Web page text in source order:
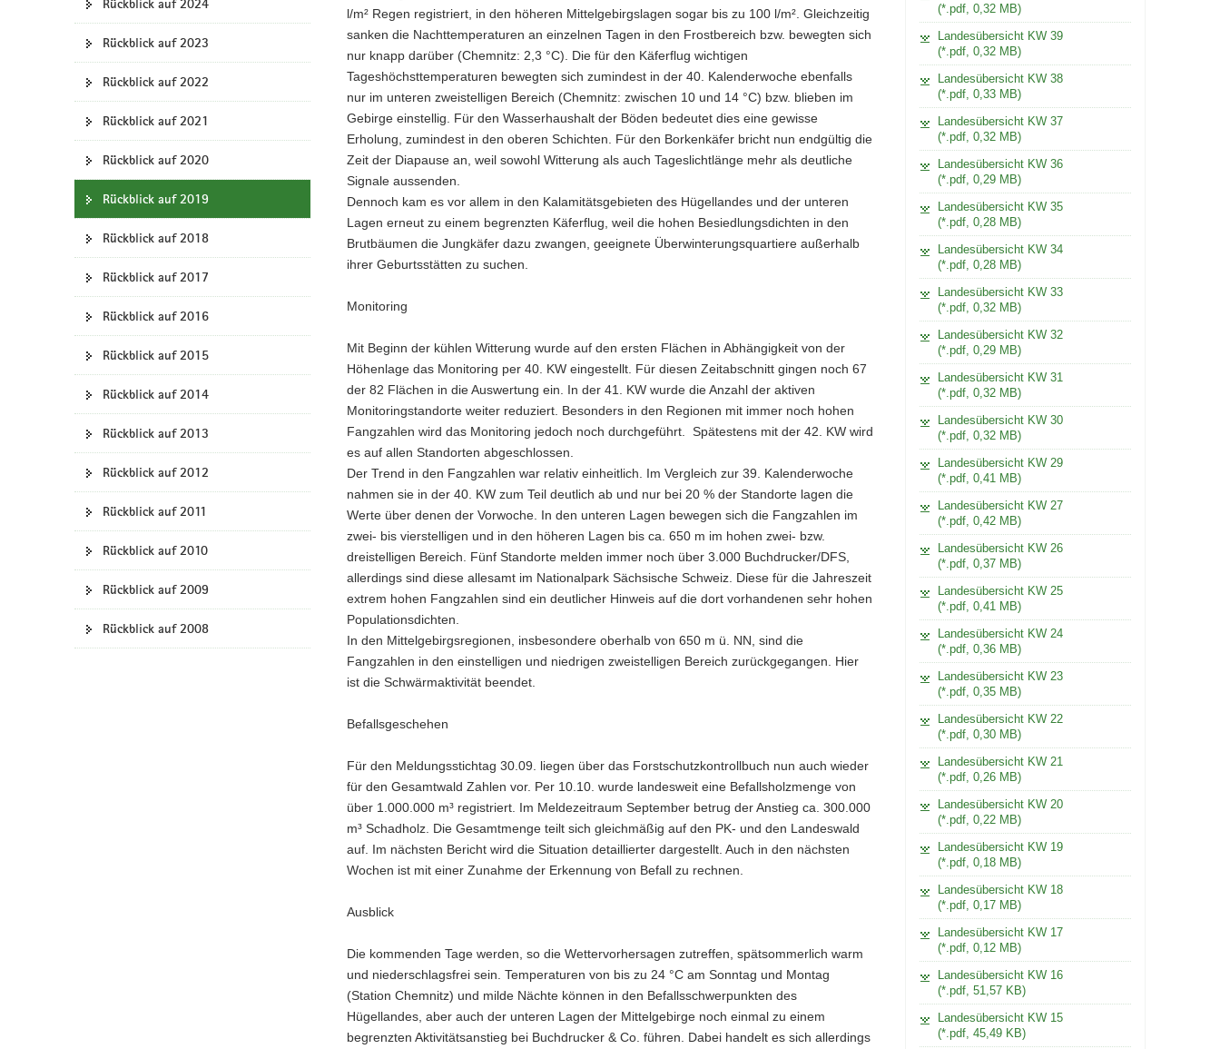
Rückblick auf 2024
Rückblick auf 2023
Rückblick auf 2022
Rückblick auf 2021
Rückblick auf 2020
Rückblick auf 2019
Rückblick auf 2018
Rückblick auf 2017
Rückblick auf 2016
Rückblick auf 2015
Rückblick auf 2014
Rückblick auf 2013
Rückblick auf 2012
Rückblick auf 2011
Rückblick auf 2010
Rückblick auf 2009
Rückblick auf 2008
l/m² Regen registriert, in den höheren Mittelgebirgslagen sogar bis zu 100 l/m². Gleichzeitig
sanken die Nachttemperaturen an einzelnen Tagen in den Frostbereich bzw. bewegten sich
nur knapp darüber (Chemnitz: 2,3 °C). Die für den Käferflug wichtigen
Tageshöchsttemperaturen bewegten sich zumindest in der 40. Kalenderwoche ebenfalls
nur im unteren zweistelligen Bereich (Chemnitz: zwischen 10 und 14 °C) bzw. blieben im
Gebirge einstellig. Für den Wasserhaushalt der Böden bedeutet dies eine gewisse
Erholung, zumindest in den oberen Schichten. Für den Borkenkäfer bricht nun endgültig die
Zeit der Diapause an, weil sowohl Witterung als auch Tageslichtlänge mehr als deutliche
Signale aussenden.
Dennoch kam es vor allem in den Kalamitätsgebieten des Hügellandes und der unteren
Lagen erneut zu einem begrenzten Käferflug, weil die hohen Besiedlungsdichten in den
Brutbäumen die Jungkäfer dazu zwangen, geeignete Überwinterungsquartiere außerhalb
ihrer Geburtsstätten zu suchen.
Monitoring
Mit Beginn der kühlen Witterung wurde auf den ersten Flächen in Abhängigkeit von der
Höhenlage das Monitoring per 40. KW eingestellt. Für diesen Zeitabschnitt gingen noch 67
der 82 Flächen in die Auswertung ein. In der 41. KW wurde die Anzahl der aktiven
Monitoringstandorte weiter reduziert. Besonders in den Regionen mit immer noch hohen
Fangzahlen wird das Monitoring jedoch noch durchgeführt. Spätestens mit der 42. KW wird
es auf allen Standorten abgeschlossen.
Der Trend in den Fangzahlen war relativ einheitlich. Im Vergleich zur 39. Kalenderwoche
nahmen sie in der 40. KW zum Teil deutlich ab und nur bei 20 % der Standorte lagen die
Werte über denen der Vorwoche. In den unteren Lagen bewegen sich die Fangzahlen im
zwei- bis vierstelligen und in den höheren Lagen bis ca. 650 m im hohen zwei- bzw.
dreistelligen Bereich. Fünf Standorte melden immer noch über 3.000 Buchdrucker/DFS,
allerdings sind diese allesamt im Nationalpark Sächsische Schweiz. Diese für die Jahreszeit
extrem hohen Fangzahlen sind ein deutlicher Hinweis auf die dort vorhandenen sehr hohen
Populationsdichten.
In den Mittelgebirgsregionen, insbesondere oberhalb von 650 m ü. NN, sind die
Fangzahlen in den einstelligen und niedrigen zweistelligen Bereich zurückgegangen. Hier
ist die Schwärmaktivität beendet.
Befallsgeschehen
Für den Meldungsstichtag 30.09. liegen über das Forstschutzkontrollbuch nun auch wieder
für den Gesamtwald Zahlen vor. Per 10.10. wurde landesweit eine Befallsholzmenge von
über 1.000.000 m³ registriert. Im Meldezeitraum September betrug der Anstieg ca. 300.000
m³ Schadholz. Die Gesamtmenge teilt sich gleichmäßig auf den PK- und den Landeswald
auf. Im nächsten Bericht wird die Situation detaillierter dargestellt. Auch in den nächsten
Wochen ist mit einer Zunahme der Erkennung von Befall zu rechnen.
Ausblick
Die kommenden Tage werden, so die Wettervorhersagen zutreffen, spätsommerlich warm
und niederschlagsfrei sein. Temperaturen von bis zu 24 °C am Sonntag und Montag
(Station Chemnitz) und milde Nächte können in den Befallsschwerpunkten des
Hügellandes, aber auch der unteren Lagen der Mittelgebirge noch einmal zu einem
begrenzten Aktivitätsanstieg bei Buchdrucker & Co. führen. Dabei handelt es sich allerdings
(*.pdf, 0,32 MB)
Landesübersicht KW 39
(*.pdf, 0,32 MB)
Landesübersicht KW 38
(*.pdf, 0,33 MB)
Landesübersicht KW 37
(*.pdf, 0,32 MB)
Landesübersicht KW 36
(*.pdf, 0,29 MB)
Landesübersicht KW 35
(*.pdf, 0,28 MB)
Landesübersicht KW 34
(*.pdf, 0,28 MB)
Landesübersicht KW 33
(*.pdf, 0,32 MB)
Landesübersicht KW 32
(*.pdf, 0,29 MB)
Landesübersicht KW 31
(*.pdf, 0,32 MB)
Landesübersicht KW 30
(*.pdf, 0,32 MB)
Landesübersicht KW 29
(*.pdf, 0,41 MB)
Landesübersicht KW 27
(*.pdf, 0,42 MB)
Landesübersicht KW 26
(*.pdf, 0,37 MB)
Landesübersicht KW 25
(*.pdf, 0,41 MB)
Landesübersicht KW 24
(*.pdf, 0,36 MB)
Landesübersicht KW 23
(*.pdf, 0,35 MB)
Landesübersicht KW 22
(*.pdf, 0,30 MB)
Landesübersicht KW 21
(*.pdf, 0,26 MB)
Landesübersicht KW 20
(*.pdf, 0,22 MB)
Landesübersicht KW 19
(*.pdf, 0,18 MB)
Landesübersicht KW 18
(*.pdf, 0,17 MB)
Landesübersicht KW 17
(*.pdf, 0,12 MB)
Landesübersicht KW 16
(*.pdf, 51,57 KB)
Landesübersicht KW 15
(*.pdf, 45,49 KB)